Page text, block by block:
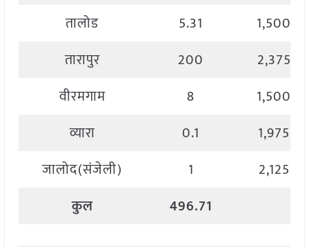
तालोड
5.31
तारापुर
200
वीरमगाम
8
व्यारा
0.1
जालोद(संजेली)
1
कुल
496.71